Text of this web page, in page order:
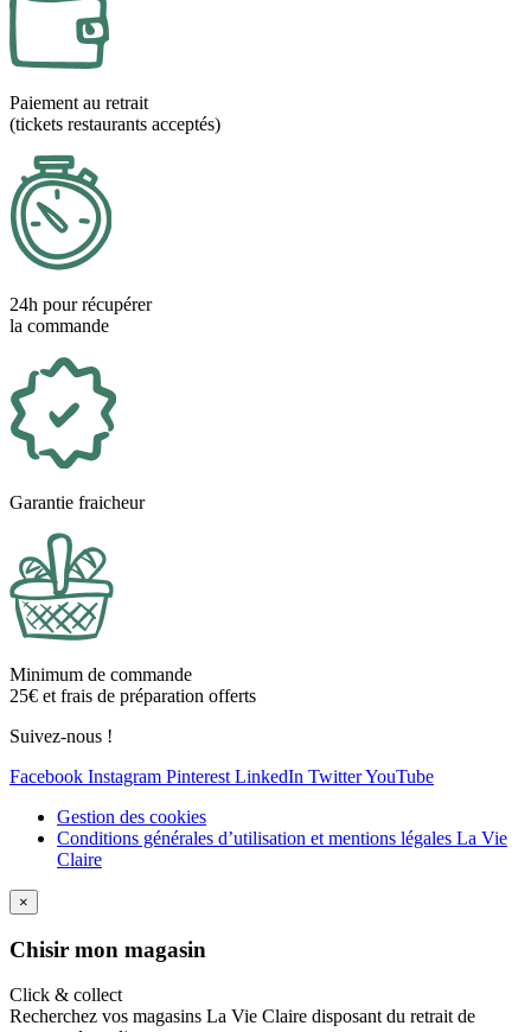
Paiement au retrait
(tickets restaurants acceptés)
24h pour récupérer
la commande
Garantie fraicheur
Minimum de commande
25€ et frais de préparation offerts
Suivez-nous !
Facebook Instagram Pinterest LinkedIn TwitterYouTube
Gestion des cookies
Conditions générales d’utilisation et mentions légales La Vie
Claire
×
Chisir mon magasin
Click & collect
Recherchez vos magasins La Vie Claire disposant du retrait de